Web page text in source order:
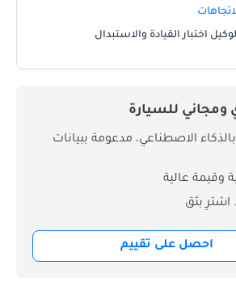
اختبار القيادة والاستبدال
ومجاني للسيارة
الاصطناعي، مدعومة ببيانات
وقيمة عالية
اشترِ بثق
احصل على تقييم